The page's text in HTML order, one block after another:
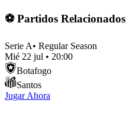
⚽ Partidos Relacionados
Serie A• Regular Season
Mié 22 jul • 20:00
Botafogo
Santos
Jugar Ahora